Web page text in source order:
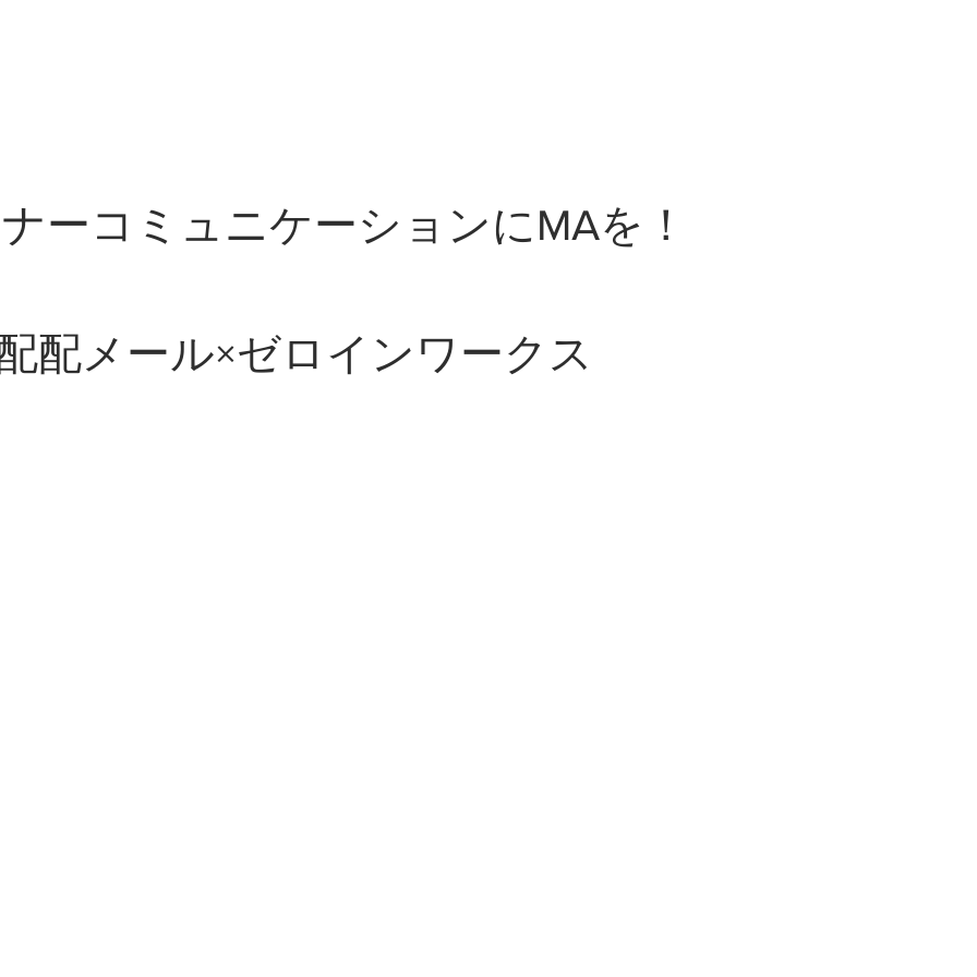
ーコミュニケーションにMAを！
配メール×ゼロインワークス